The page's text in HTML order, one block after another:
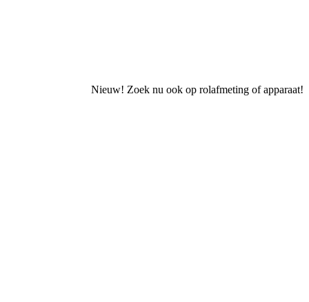
Nieuw! Zoek nu ook op rolafmeting of apparaat!